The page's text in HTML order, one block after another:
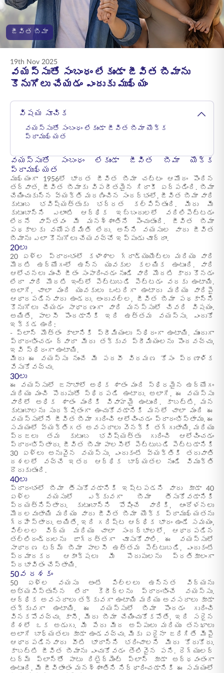
ENGLISH
ఆన్‌లైన్‌లో కొనండి ప్రీమియం చెల్లించండి
జీవిత బీమా
19th Nov 2025
వయస్సుతో సంబంధం లేకుండా జీవిత బీమాను
కొనుగోలు చేయడం ఎందుకు ముఖ్యం
విషయ సూచిక
వయస్సుతో సంబంధం లేకుండా జీవిత బీమా యొక్క
ప్రాముఖ్యత
వయస్సుతో సంబంధం లేకుండా జీవిత బీమా యొక్క
ప్రాముఖ్యత
ముఖ్యంగా 1956లో భారత జీవిత బీమా చట్టం ఆమోదం పొందిన
తర్వాత, జీవిత బీమాకు విపరీతమైన గిరాకీ ఏర్పడింది. బీమా
చేయించుకున్న వ్యక్తి మరణించిన సందర్భంలో, జీవిత బీమా వారి
కుటుంబ భవిష్యత్తుకు భద్రత కల్పిస్తుంది. మీరు మీ
కుటుంబాన్ని ఎలాంటి ఆర్థిక ఇబ్బందులలో వదిలిపెట్టడం
లేదనే వాస్తవం మీ మనశ్శాంతిని పెంచుతుంది. జీవిత బీమా
పథకాలకు వయోపరిమితి లేదు. అన్ని వయసుల వారు జీవిత
బీమాను ఎలా కొనుగోలు చేయవచ్చో ఇప్పుడు చూద్దాం.
20లు
20 ఏళ్ల ప్రారంభంలో కళాశాల గ్రాడ్యుయేట్లు మరియు వారి
మొదటి ఉద్యోగంలో ఉన్న యువకుల కలయిక ఉంటుంది. వారి
ఆలోచనలు మంచి జీతం సంపాదించడం నుండి వారి మొదటి కారు కొనడం
లేదా వారి మొదటి ఇంట్లో పెట్టుబడి పెట్టడం వరకు ఉంటాయి.
అలాగే, చాలా మంది యువకులు ఒంటరిగా ఉంటారు మరియు వారిపై
ఆధారపడినవారు ఉండరు. అందువల్ల, జీవిత బీమా పథకాన్ని
కొనుగోలు చేయడం సాధారణంగా వారి మనస్సులో చివరి విషయం.
అయితే, పాలసీ పొందడానికి ఇది ఉత్తమ వయస్సు. ఎందుకో
ఇక్కడ ఉంది:
- ప్లాన్ మొత్తం కాలానికి ప్రీమియంలు స్థిరంగా ఉంటాయి. ముందుగా
ప్రారంభించడం ద్వారా మీరు తక్కువ ప్రీమియంలను పొందవచ్చు,
ఇవి స్థిరంగా ఉంటాయి.
మీరు ఈ వయస్సు నుంచే మీ పదవీ విరమణ కోసం ప్రణాళిక
వేసుకోవచ్చు.
30లు
ఈ వయస్సులో జనాభాలో అధిక శాతం మంది స్థిరమైన ఉద్యోగం
మరియు మంచి పొదుపుతో స్థిరపడి ఉంటారు. అలాగే, ఈ వయస్సు
వారిలో అధిక శాతం మందికి వివాహమై ఉంటుంది. కాబట్టి, మన
కుటుంబాలను సురక్షితంగా ఉంచుకోవడానికి మనలో చాలా మంది ఈ
వయస్సులోనే జీవిత బీమా గురించి ఆలోచించడం ప్రారంభిస్తాము. ఈ
సమయంలో వ్యక్తిగత అవసరాలు వెనక్కి తగ్గుతాయి, మరియు
ప్రజలు తమ కుటుంబ భవిష్యత్తు గురించి ఆలోచించడం
ప్రారంభిస్తారు. జీవిత బీమా పాలసీలో పెట్టుబడి పెట్టడానికి
30 ఏళ్లు అనువైన వయస్సు, ఎందుకంటే వ్యక్తికి తరువాతి
దశలలో వచ్చే ఇతర ఆర్థిక బాధ్యతల నుండి విముక్తి
దొరుకుతుంది.
40లు
ప్రారంభంలో బీమా తీసుకోవడానికి ఇష్టపడని వారు కూడా 40
ఏళ్ల వయసులో ఎక్కువగా బీమా తీసుకోవడానికి
ప్రయత్నిస్తారు. కుటుంబాన్ని పోషించే వారికి, ఆందోళనలు
మొదలవుతాయి మరియు వారు జీవిత బీమా యొక్క ప్రాముఖ్యతను
గ్రహిస్తారు. అయితే, ఇది గరిష్ట ఆర్థిక భారం ఉండే సమయం,
పిల్లల విద్య మరియు చాలా సందర్భాలలో, ఆధారపడిన
తల్లిదండ్రులను జాగ్రత్తగా చూసుకోవాలి. ఈ వయస్సులో
సాధారణ టర్మ్ బీమా పాలసీ ఉత్తమ పెట్టుబడి, ఎందుకంటే
ప్రమాదకర ఆకాంక్షలు మీ పొదుపులను ప్రతికూలంగా
ప్రభావితం చేస్తాయి.
50వ దశకం
50 ఏళ్ల వయసు అంటే పిల్లలు ఉన్నత విద్యను
అభ్యసిస్తున్న లేదా కెరీర్‌లను ప్రారంభించే వయస్సు.
ఆర్థిక అవసరాలు తక్కువగా ఉంటాయి మరియు అవసరాలు కూడా
తక్కువగా ఉంటాయి. ఈ వయస్సులో బీమా పొందడం గురించి
వినకపోవచ్చు. కానీ, మీరు బీమా చేయించుకోకపోతే, ఇది సరైన
దిశలో ఒక అడుగు. మీ పేరు మీద అప్పులు మరియు తనఖాలు
అలాగే బాధ్యతలు కూడా ఉండవచ్చు. మీకు ఏదైనా జరిగితే మీపై
ఆధారపడినవారు వీటి భారాన్ని భరించాలని మీరు కోరుకోరు.
కాబట్టి జీవిత బీమాను ఎంచుకోవడం తెలివైన పని. రెగ్యులర్
టర్మ్ ప్లాన్‌తో పాటు రిటైర్మెంట్ ప్లాన్ కూడా అర్ధవంతంగా
ఉంటుంది. మీ జీవితాంతం మనశ్శాంతిని నిర్ధారించడానికి ఈ సమయంలో